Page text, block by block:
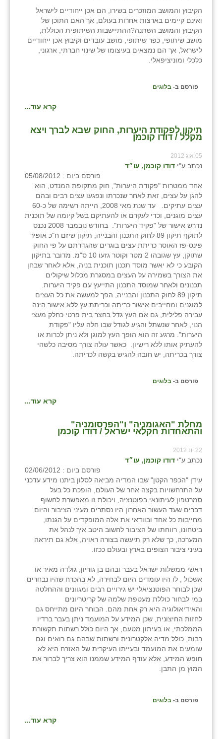
הקיבוץ והמושב המוזכרים בשירו, הם אכן ייחודיים לישראל
ואינם קיימים בארצות אחרות בעולם, אך האם התוכן של
הקיבוץ והמושב השתנה?ההתיישבות השיתופית הכוללת,
מושב שיתופי, כפר שיתופי, מושב עובדים וקיבוץ אכן ייחודיים
לישראל, אך הם נמצאים בעיצומו של שינוי חברתי, ארגוני,
כלכלי ומוניציפאלי.
פורסם ב- בלוגים
קרא עוד...
תיקון לפקודת היערות, החוק שבא לברך ויצא
מקלל / דודו קוכמן
05 אוג 2012
נכתב ע"י דודו קוכמן, עו״ד
פורסם ביום : 05/08/2012
אחד ממטרות "פקודת היערות", חוק מתקופת המנדט, הוא
להגן על עצים, זאת לאחר שנכרתו ונפגעו עצים רבים ובהם
עצים עתיקים. עד שנת מאי 2008, הייתה רשימה של כ-60
עצים מוגנים, וכדי לעקרם או להעתיקם בשל קיומה של תוכנית
נדרש אישור של "פקיד היערות". בחודש נובמבר 2008 נכנס
לתוקף תיקון 89 לחוק התכנון והבנייה, תיקון שיזם ח"כ אופיר
פינס-פז האוסר כריתת עצים בוגרים שהגדרתם על פי החוק
שתוקן, עץ שגובהו 2 מטר וקוטר גזעו 10 ס"מ. מדובר בתיקון
הקובע כי לא יאשר מוסד תכנון תוכנית בניה, אלא לאחר שבחן
את הצורך בשמירה על העצים במסגרת מכלול שיקולים
תכנונים ולאחר שמוסד התכנון התייעץ עם פקיד היערות.
תיקון 89 לחוק התכנון והבנייה, הפך למעשה את כל העצים
למוגנים ומחייבים אישור כריתה וכריתת עץ ללא אישור הינה
עבירה פלילית, גם אם העץ גדל בחצר בית פרטי כחלק מעצי
הנוי, לאחר שנשתל והגיע לגודל שבו חלה עליו "פקודת
היערות". מרגע זה הוא הופך העץ למוגן ולא ניתן לכרות או
להעתיק אותו ללא רישיון. כאשר עולה צורך מסיבה כלשהי
צורך בכריתה, יש חובה להגיש בקשה לכריתה.
פורסם ב- בלוגים
קרא עוד...
מחלת "האגומניה" ו"הפרסומניה"
והתאחדות חקלאי ישראל / דודו קוכמן
22 יונ 2012
נכתב ע"י דודו קוכמן, עו״ד
פורסם ביום : 02/06/2012
עידן "הכפר הקטן" שבו המדיה מביאה לסלון ביתנו מידע עדכני
על התרחשויות בקצה אחר של העולם, הופכת כל בעל
סמרטפון לעיתונאי בפוטנציה, ויכולת זו מאפשרת לחשוף
דברים שעד העשור האחרון היו נסתרים מעיני הציבור והיום
מחייבות כל אחד ובוודאי את אלה המופקדים על הגנתו,
ביטחונו, רווחתו של הציבור לחשוב היטב איך לנהל את
המערכה, כך שלא רק תיעשה בצורה ראויה, אלא גם תיראה
בעיני ציבור הצופים בארץ ובעולם ככזו.
ראשי ממשלות ישראל בעבר ובהם בן גוריון, גולדה מאיר או
אשכול , לו היו עומדים היום לבחירה, לא בהכרח שהיו נבחרים
שכן לבוחר הפוטנציאלי יש גירויים רבים ומגוונים וההחלטה
במי לבחור כוללת מעטפת שלמה של קריטריונים
והאידיאולוגיה היא רק אחת מהם. הבוחר היום מתייחס גם
לחזות החיצונית, שכן המידע על המועמד ניתן בעבר ברדיו
הממלכתי, או בעיתון מטעם, אך היום כולל רשתות תקשורת
רבות, כולל מדיה אלקטרונית ורשתות שבהם גם רואים וגם
שומעים את המועמד ובעייתו העיקרית של האזרח היא לא
חופש המידע, אלא עודף המידע שממנו הוא צריך לברור את
המוץ מן התבן.
פורסם ב- בלוגים
קרא עוד...